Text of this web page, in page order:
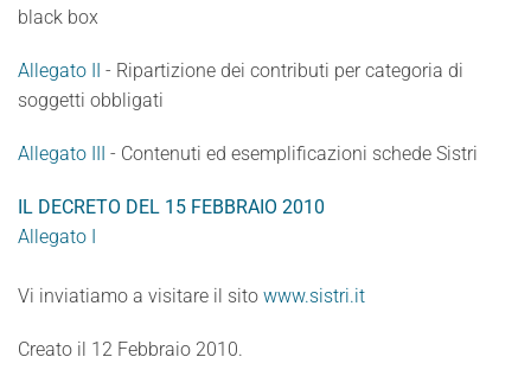
black box
Allegato II - Ripartizione dei contributi per categoria di
soggetti obbligati
Allegato III - Contenuti ed esemplificazioni schede Sistri
IL DECRETO DEL 15 FEBBRAIO 2010
Allegato I
Vi inviatiamo a visitare il sito www.sistri.it
Creato il 12 Febbraio 2010.